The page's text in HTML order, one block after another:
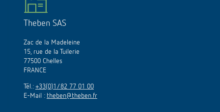
Theben SAS
Zac de la Madeleine
15, rue de la Tuilerie
77500 Chelles
FRANCE
Tél.: +33(0)1/82 77 01 00
E-Mail : theben@theben.fr